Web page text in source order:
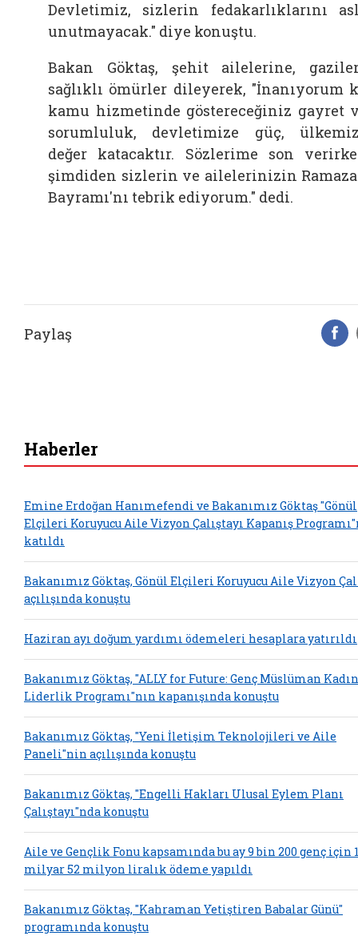
Devletimiz, sizlerin fedakarlıklarını
unutmayacak." diye konuştu.
Bakan Göktaş, şehit ailelerine,
sağlıklı ömürler dileyerek, "İnanıyorum
kamu hizmetinde göstereceğiniz gayret
sorumluluk, devletimize güç,
değer katacaktır. Sözlerime son
şimdiden sizlerin ve ailelerinizin
Bayramı'nı tebrik ediyorum." dedi.
Paylaş
Haberler
Emine Erdoğan Hanımefendi ve Bakanımız Göktaş "Gönül
Elçileri Koruyucu Aile Vizyon Çalıştayı Kapanış
katıldı
Bakanımız Göktaş, Gönül Elçileri Koruyucu Aile Vizyon
açılışında konuştu
Haziran ayı doğum yardımı ödemeleri hesaplara yatırıldı
Bakanımız Göktaş, "ALLY for Future: Genç Müslüman
Liderlik Programı"nın kapanışında konuştu
Bakanımız Göktaş, "Yeni İletişim Teknolojileri ve Aile
Paneli"nin açılışında konuştu
Bakanımız Göktaş, "Engelli Hakları Ulusal Eylem Planı
Çalıştayı"nda konuştu
Aile ve Gençlik Fonu kapsamında bu ay 9 bin 200 genç için 1
milyar 52 milyon liralık ödeme yapıldı
Bakanımız Göktaş, "Kahraman Yetiştiren Babalar Günü"
programında konuştu